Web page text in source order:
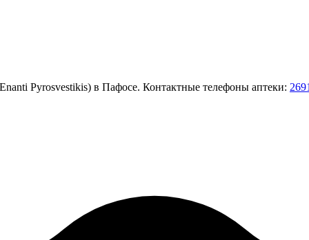
Pyrosvestikis) в Пафосе. Контактные телефоны аптеки: